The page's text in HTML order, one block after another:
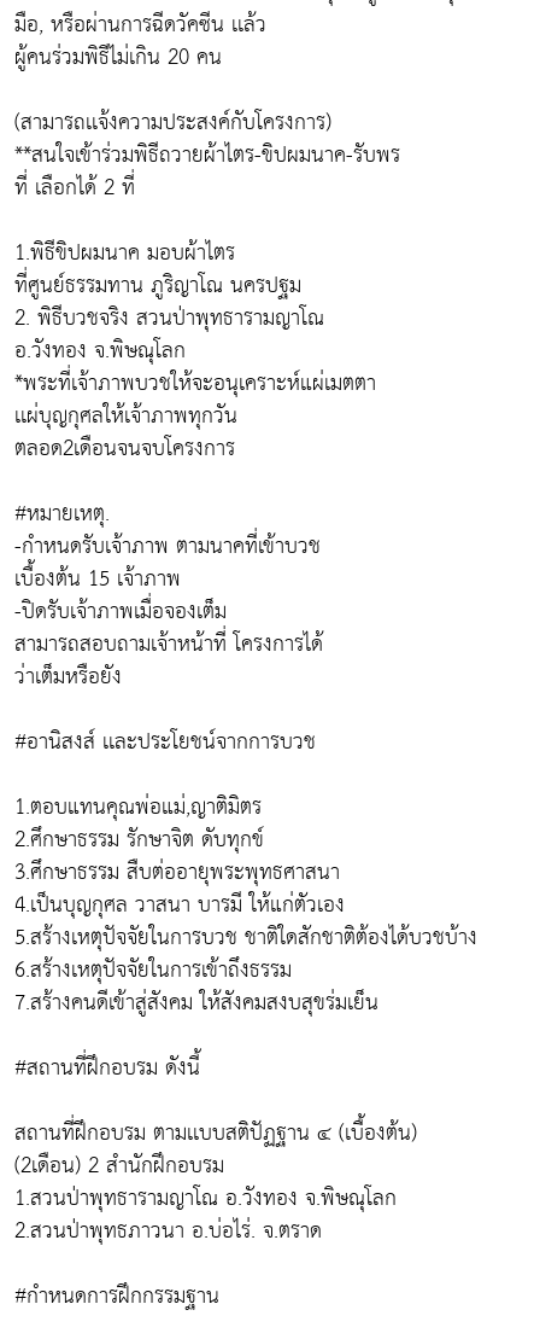
มือ, หรือผ่านการฉีดวัคซีน เเล้ว
ผู้คนร่วมพิธีไม่เกิน 20 คน
(สามารถเเจ้งความประสงค์กับโครงการ)
**สนใจเข้าร่วมพิธีถวายผ้าไตร-ขิปผมนาค-รับพร
ที่ เลือกได้ 2 ที่
1.พิธีขิปผมนาค มอบผ้าไตร
ที่ศูนย์ธรรมทาน ภูริญาโณ นครปฐม
2. พิธีบวชจริง สวนป่าพุทธารามญาโณ
อ.วังทอง จ.พิษณุโลก
*พระที่เจ้าภาพบวชให้จะอนุเคราะห์แผ่เมตตา
เเผ่บุญกุศลให้เจ้าภาพทุกวัน
ตลอด2เดือนจนจบโครงการ
#หมายเหตุ.
-กำหนดรับเจ้าภาพ ตามนาคที่เข้าบวช
เบื้องต้น 15 เจ้าภาพ
-ปิดรับเจ้าภาพเมื่อจองเต็ม
สามารถสอบถามเจ้าหน้าที่ โครงการได้
ว่าเต็มหรือยัง
#อานิสงส์ เเละประโยชน์จากการบวช
1.ตอบแทนคุณพ่อแม่,ญาติมิตร
2.ศึกษาธรรม รักษาจิต ดับทุกข์
3.ศึกษาธรรม สืบต่ออายุพระพุทธศาสนา
4.เป็นบุญกุศล วาสนา บารมี ให้แก่ตัวเอง
5.สร้างเหตุปัจจัยในการบวช ชาติใดสักชาติต้องได้บวชบ้าง
6.สร้างเหตุปัจจัยในการเข้าถึงธรรม
7.สร้างคนดีเข้าสู่สังคม ให้สังคมสงบสุขร่มเย็น
#สถานที่ฝึกอบรม ดังนี้
สถานที่ฝึกอบรม ตามเเบบสติปัฏฐาน ๔ (เบื้องต้น)
(2เดือน) 2 สำนักฝึกอบรม
1.สวนป่าพุทธารามญาโณ อ.วังทอง จ.พิษณุโลก
2.สวนป่าพุทธภาวนา อ.บ่อไร่. จ.ตราด
#กำหนดการฝึกกรรมฐาน